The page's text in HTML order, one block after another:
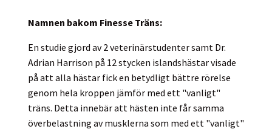
Namnen bakom Finesse Träns:
En studie gjord av 2 veterinärstudenter samt Dr.
Adrian Harrison på 12 stycken islandshästar visade
på att alla hästar fick en betydligt bättre rörelse
genom hela kroppen jämför med ett "vanligt"
träns. Detta innebär att hästen inte får samma
överbelastning av musklerna som med ett "vanligt"